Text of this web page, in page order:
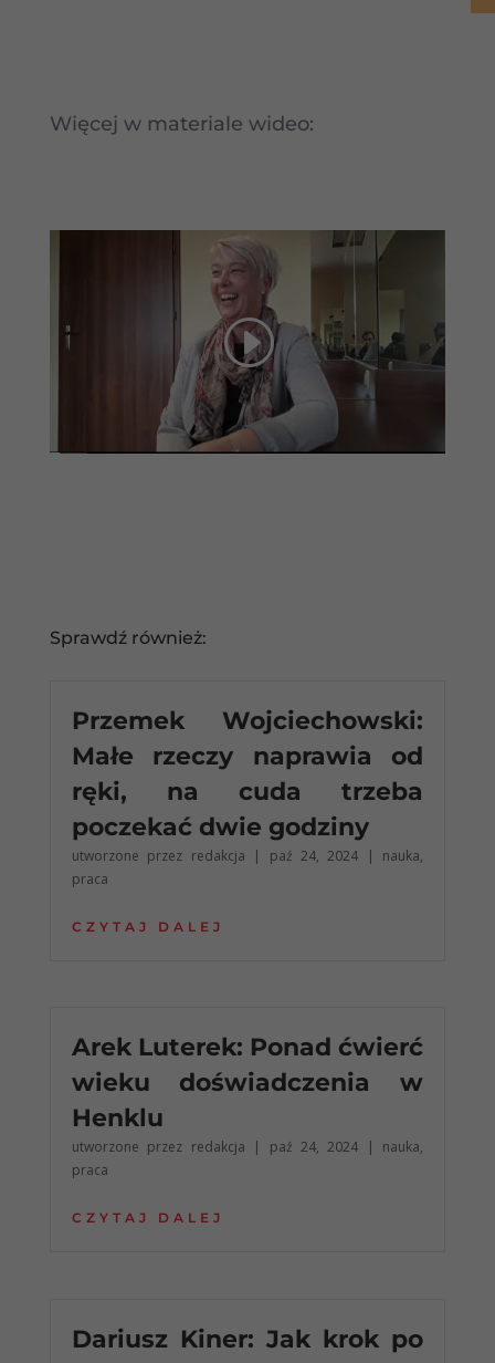
Więcej w materiale wideo:
Sprawdź również:
Przemek Wojciechowski:
Małe rzeczy naprawia od
ręki, na cuda trzeba
poczekać dwie godziny
utworzone przez redakcja | paź 24, 2024 | nauka,
praca
CZYTAJ DALEJ
Arek Luterek: Ponad ćwierć
wieku doświadczenia w
Henklu
utworzone przez redakcja paź 24, 2024 nauka,
praca
CZYTAJ DALEJ
Dariusz Kiner: Jak krok po